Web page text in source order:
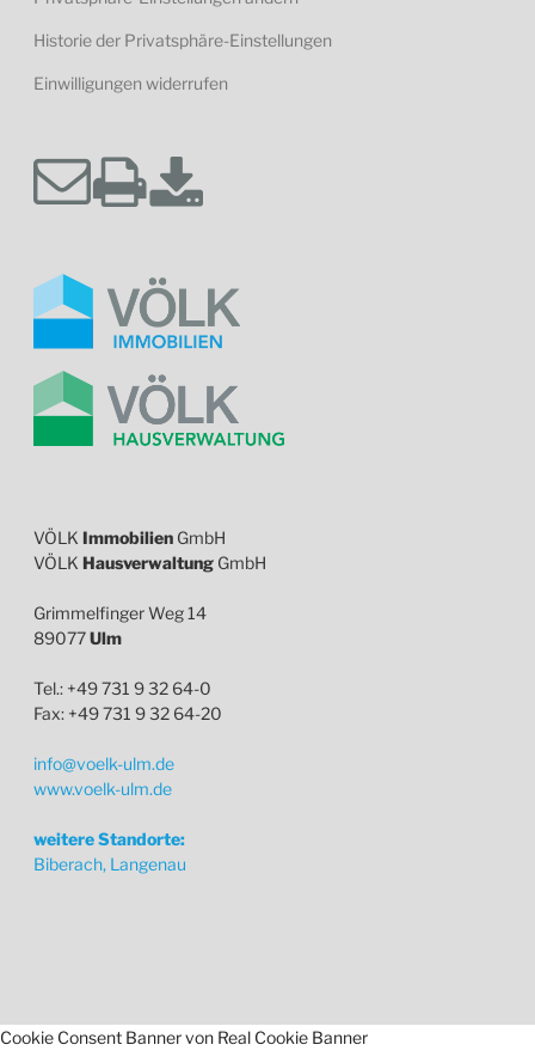
Historie der Privatsphäre-Einstellungen
Einwilligungen widerrufen
VÖLK Immobilien GmbH
VÖLK Hausverwaltung GmbH
Grimmelfinger Weg 14
89077Ulm
Tel.: +49 731 9 32 64-0
Fax: +49 731 9 32 64-20
info@voelk-ulm.de
www.voelk-ulm.de
weitere Standorte:
Biberach, Langenau
Cookie Consent Banner von Real Cookie Banner